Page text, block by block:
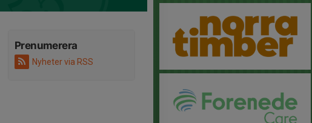
Prenumerera
Nyheter via RSS